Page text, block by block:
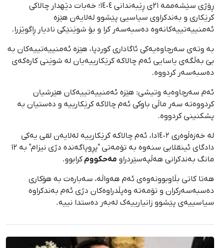
ڕۆژی سێشەممە ٢١ی ڕێبەندانی ١٤٠٤؛ خەبات دێهدار چالاکی
کرێکاری و بەندکراوی سیاسیی پێشوو لەلایەن هێزە
ئەمنییەتییەکانەوە دەسبەسەر کرا و بۆ شوێنێکی نادیار ڕاگوێزرا.
بە وتەی سەرچاوەیەکی ئاگاداری کوردپا، هێزە ئەمنییەتییەکان بە
بێ بەڵگەی یاسایی ئەم چالاکە کرێکارییەیان لە شوێنی کارەکەی
دەسبەسەر کردووە.
ئەم سەرچاوەیە وتیشی: هێزە ئەمنییەتییەکان هێرشیان
کردووەتە سەر ماڵی باوکی ئەم چالاکە کرێکارییە و دەستیان بە
پشکنینی کردووە.
لە خەزەڵوەری ١٤٠٢دا، ئەم چالاکە کرێکارییە لەلایەن لقی یەکی
دادگای ئینقلابی سنەوە بە تۆمەتی "پڕوپاگەندە دژی نیزام" بە ١٢
مانگ بەندکرانی هەڵپەسێردراو مەحکوومکرابوو.
هەتا کاتی بڵاوبوونەوەی ئەم هەواڵە، سەبارەت بە هۆکاری
دەسبەسەرکران و تۆمەتە وەپڵدراوەکان دژی ئەم بەندکراوە
سیاسییەی پێشوو زانیارییەک لەبەر دەستدا نییە.